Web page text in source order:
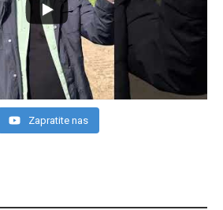
Zapratite nas